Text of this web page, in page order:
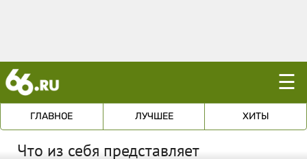
☰
ГЛАВНОЕ ЛУЧШЕЕ ХИТЫ
Что из себя представляет